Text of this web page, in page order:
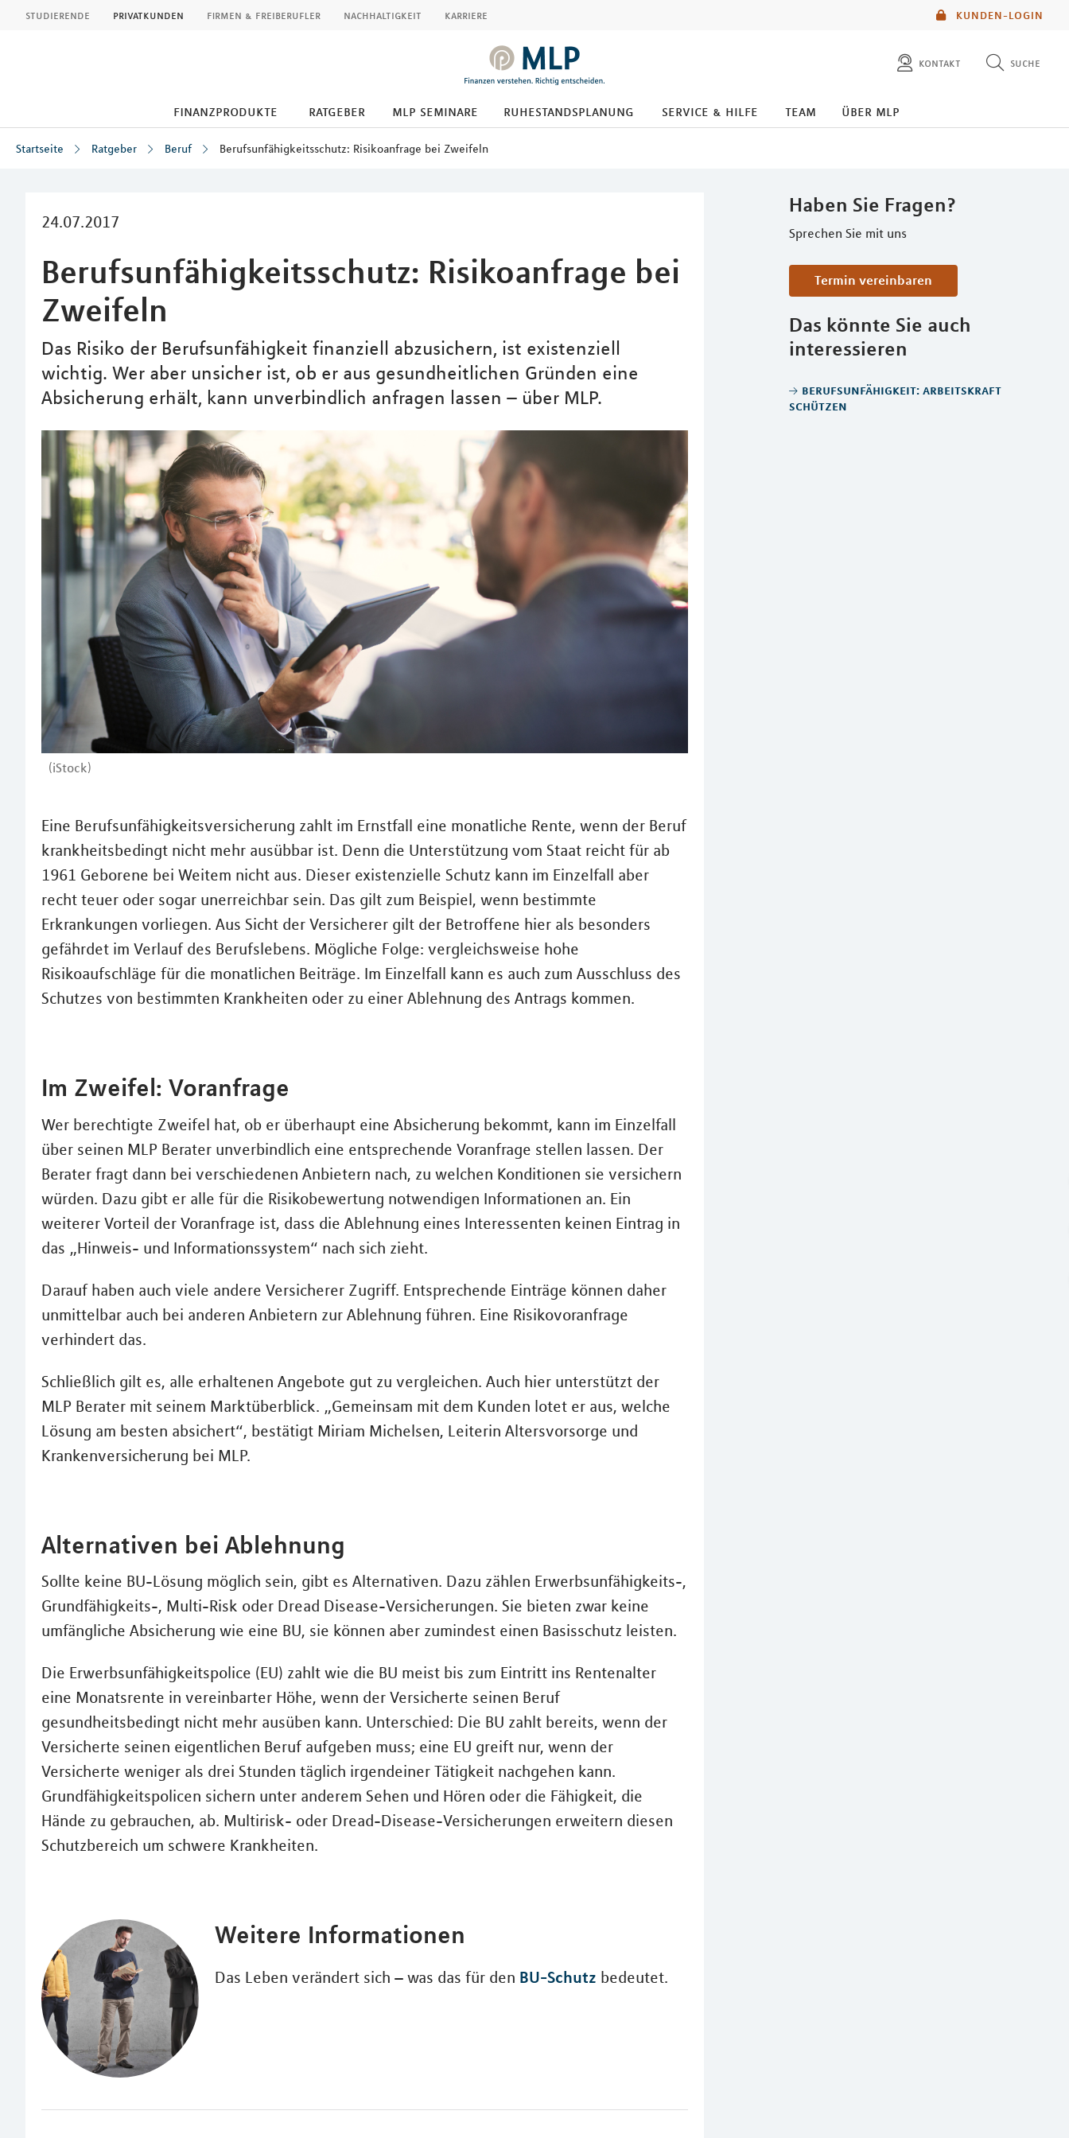
KUNDEN-LOGIN
studierende privatkunden firmen & freiberufler nachhaltigkeit karriere
kontakt suche
diese website durchsuchen
finanzprodukte ratgeber mlp seminare ruhestandsplanung service & hilfe team über mlp
Startseite Ratgeber Beruf Berufsunfähigkeitsschutz: Risikoanfrage bei Zweifeln
24.07.2017
Berufsunfähigkeitsschutz: Risikoanfrage bei
Zweifeln
Das Risiko der Berufsunfähigkeit finanziell abzusichern, ist existenziell
wichtig. Wer aber unsicher ist, ob er aus gesundheitlichen Gründen eine
Absicherung erhält, kann unverbindlich anfragen lassen – über MLP.
(iStock)
Haben Sie Fragen?
Sprechen Sie mit uns
Termin vereinbaren
Das könnte Sie auch
interessieren
berufsunfähigkeit: arbeitskraft
schützen
Eine Berufsunfähigkeitsversicherung zahlt im Ernstfall eine monatliche Rente, wenn der Beruf
krankheitsbedingt nicht mehr ausübbar ist. Denn die Unterstützung vom Staat reicht für ab
1961 Geborene bei Weitem nicht aus. Dieser existenzielle Schutz kann im Einzelfall aber
recht teuer oder sogar unerreichbar sein. Das gilt zum Beispiel, wenn bestimmte
Erkrankungen vorliegen. Aus Sicht der Versicherer gilt der Betroffene hier als besonders
gefährdet im Verlauf des Berufslebens. Mögliche Folge: vergleichsweise hohe
Risikoaufschläge für die monatlichen Beiträge. Im Einzelfall kann es auch zum Ausschluss des
Schutzes von bestimmten Krankheiten oder zu einer Ablehnung des Antrags kommen.
Im Zweifel: Voranfrage
Wer berechtigte Zweifel hat, ob er überhaupt eine Absicherung bekommt, kann im Einzelfall
über seinen MLP Berater unverbindlich eine entsprechende Voranfrage stellen lassen. Der
Berater fragt dann bei verschiedenen Anbietern nach, zu welchen Konditionen sie versichern
würden. Dazu gibt er alle für die Risikobewertung notwendigen Informationen an. Ein
weiterer Vorteil der Voranfrage ist, dass die Ablehnung eines Interessenten keinen Eintrag in
das „Hinweis- und Informationssystem“ nach sich zieht.
Darauf haben auch viele andere Versicherer Zugriff. Entsprechende Einträge können daher
unmittelbar auch bei anderen Anbietern zur Ablehnung führen. Eine Risikovoranfrage
verhindert das.
Schließlich gilt es, alle erhaltenen Angebote gut zu vergleichen. Auch hier unterstützt der
MLP Berater mit seinem Marktüberblick. „Gemeinsam mit dem Kunden lotet er aus, welche
Lösung am besten absichert“, bestätigt Miriam Michelsen, Leiterin Altersvorsorge und
Krankenversicherung bei MLP.
Alternativen bei Ablehnung
Sollte keine BU-Lösung möglich sein, gibt es Alternativen. Dazu zählen Erwerbsunfähigkeits-,
Grundfähigkeits-, Multi-Risk oder Dread Disease-Versicherungen. Sie bieten zwar keine
umfängliche Absicherung wie eine BU, sie können aber zumindest einen Basisschutz leisten.
Die Erwerbsunfähigkeitspolice (EU) zahlt wie die BU meist bis zum Eintritt ins Rentenalter
eine Monatsrente in vereinbarter Höhe, wenn der Versicherte seinen Beruf
gesundheitsbedingt nicht mehr ausüben kann. Unterschied: Die BU zahlt bereits, wenn der
Versicherte seinen eigentlichen Beruf aufgeben muss; eine EU greift nur, wenn der
Versicherte weniger als drei Stunden täglich irgendeiner Tätigkeit nachgehen kann.
Grundfähigkeitspolicen sichern unter anderem Sehen und Hören oder die Fähigkeit, die
Hände zu gebrauchen, ab. Multirisk- oder Dread-Disease-Versicherungen erweitern diesen
Schutzbereich um schwere Krankheiten.
Weitere Informationen
Das Leben verändert sich – was das für den BU-Schutz bedeutet.